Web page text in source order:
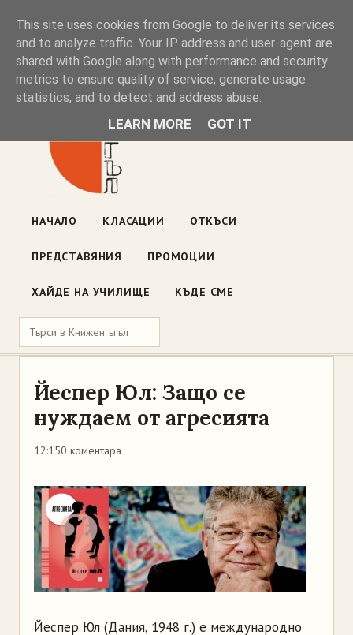
Книжен ъгъл
Блог на книжарницата — класации, откъси, нови книги
ул. „Оборище" 117, София· пон–пет 10:00–19:00 ·
НАЧАЛО КЛАСАЦИИ ОТКЪСИ
ПРЕДСТАВЯНИЯ ПРОМОЦИИ
ХАЙДЕ НА УЧИЛИЩЕ КЪДЕ СМЕ
Йеспер Юл: Защо се
нуждаем от агресията
12:150 коментара
Йеспер Юл (Дания, 1948 г.) е международно
This site uses cookies from Google to deliver its services
and to analyze traffic. Your IP address and user-agent are
shared with Google along with performance and security
metrics to ensure quality of service, generate usage
statistics, and to detect and address abuse.
LEARN MORE GOT IT